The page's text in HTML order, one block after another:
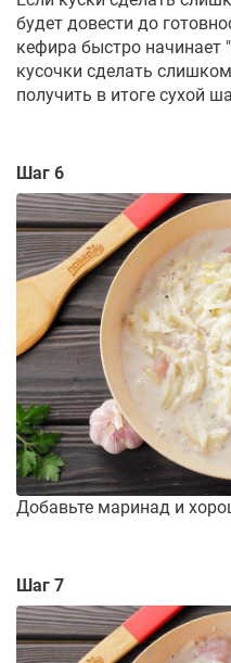
будет довести до
кефира быстро начинает
кусочки сделать
получить в итоге сухой
Шаг 6
Добавьте маринад и
Шаг 7